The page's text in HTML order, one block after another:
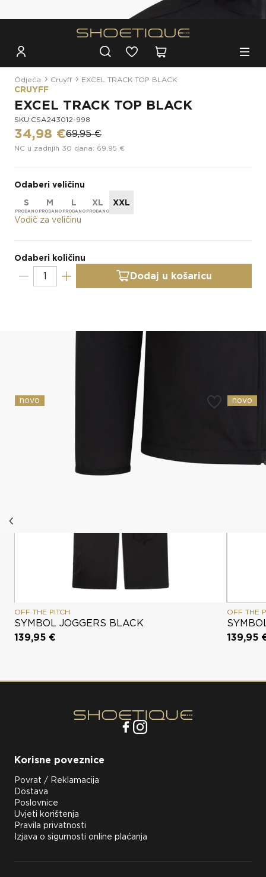
Besplatna dostava za narudžbe iznad 100€
Odjeća Cruyff EXCEL TRACK TOP BLACK
CRUYFF
EXCEL TRACK TOP BLACK
SKU:CSA243012-998
34,98 €69,95 €
NC u zadnjih 30 dana: 69,95 €
Odaberi veličinu
S
M L XL
XXL
Vodič za veličinu
Odaberi količinu
Dodaj u košaricu
Slični proizvodi
novo
OFF THE PITCH
SYMBOL JOGGERS BLACK
139,95 €
novo
OFF THE
139,95
Korisne poveznice
Povrat / Reklamacija
Dostava
Poslovnice
Uvjeti korištenja
Pravila privatnosti
Izjava o sigurnosti online plaćanja